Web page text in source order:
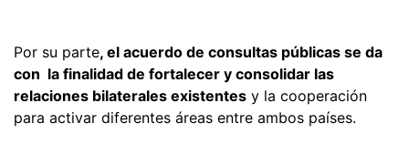
Por su parte, el acuerdo de consultas públicas se da
con la finalidad de fortalecer y consolidar las
relaciones bilaterales existentes y la cooperación
para activar diferentes áreas entre ambos países.